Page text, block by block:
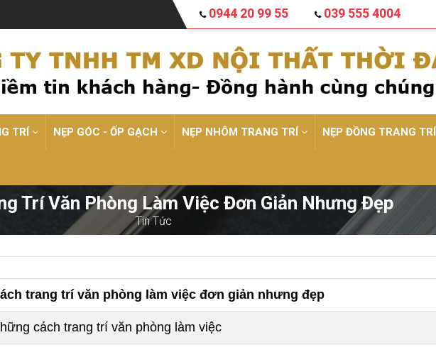
0944 20 99 55 039 555 4004
TRÍ NẸP GÓC - ỐP GẠCH NẸP NHÔM TRANG TRÍ NẸP ĐỒNG TRANG TRÍ
Trí Văn Phòng Làm Việc Đơn Giản Nhưng Đẹp
Tin Tức
trang trí văn phòng làm việc đơn giản nhưng đẹp
cách trang trí văn phòng làm việc